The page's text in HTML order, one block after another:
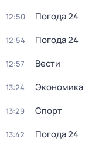
12:50 Погода 24
12:54 Погода 24
12:57 Вести
13:24 Экономика
13:29 Спорт
13:42 Погода 24